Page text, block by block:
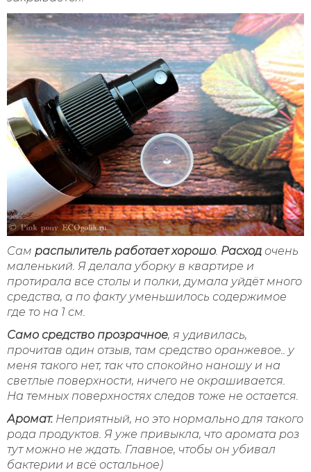
Сам распылитель работает хорошо. Расход очень
маленький. Я делала уборку в квартире и
протирала все столы и полки, думала уйдёт много
средства, а по факту уменьшилось содержимое
где то на 1 см.
Само средство прозрачное, я удивилась,
прочитав один отзыв, там средство оранжевое.. у
меня такого нет, так что спокойно наношу и на
светлые поверхности, ничего не окрашивается.
На темных поверхностях следов тоже не остается.
Аромат. Неприятный, но это нормально для такого
рода продуктов. Я уже привыкла, что аромата роз
тут можно не ждать. Главное, чтобы он убивал
бактерии и всё остальное)